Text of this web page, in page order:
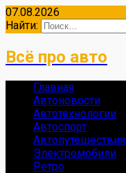
07.08.2026
Найти:
Всё про авто
Главная
Автоновости
Автотехнологии
Автоспорт
Автопутешествия
Электромобили
Ретро